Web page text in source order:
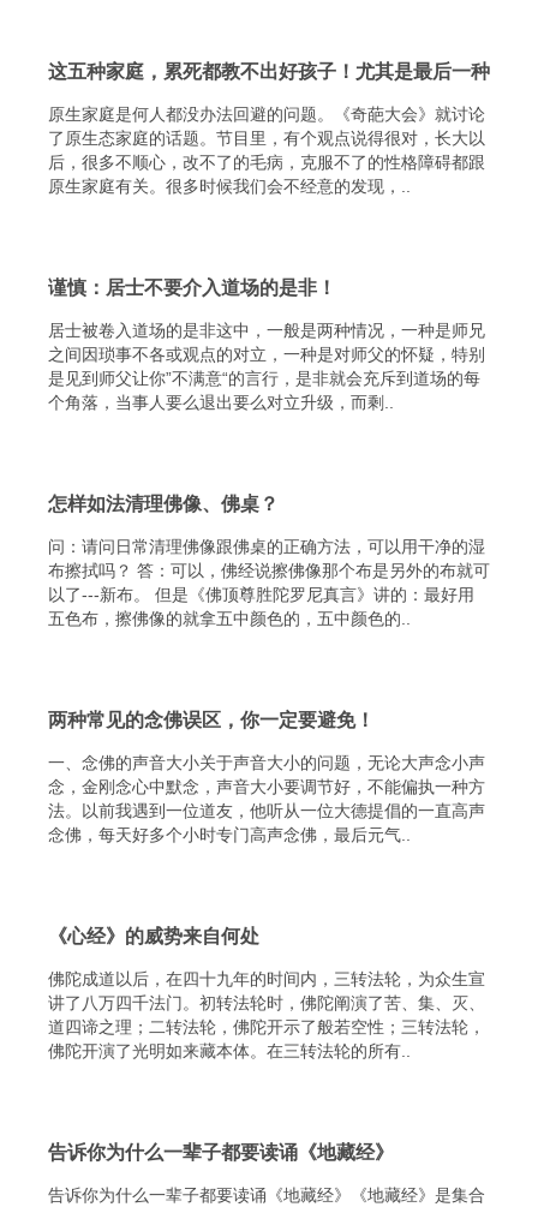
这五种家庭，累死都教不出好孩子！尤其是最后一种
原生家庭是何人都没办法回避的问题。《奇葩大会》就讨论
了原生态家庭的话题。节目里，有个观点说得很对，长大以
后，很多不顺心，改不了的毛病，克服不了的性格障碍都跟
原生家庭有关。很多时候我们会不经意的发现，..
谨慎：居士不要介入道场的是非！
居士被卷入道场的是非这中，一般是两种情况，一种是师兄
之间因琐事不各或观点的对立，一种是对师父的怀疑，特别
是见到师父让你”不满意“的言行，是非就会充斥到道场的每
个角落，当事人要么退出要么对立升级，而剩..
怎样如法清理佛像、佛桌？
问：请问日常清理佛像跟佛桌的正确方法，可以用干净的湿
布擦拭吗？ 答：可以，佛经说擦佛像那个布是另外的布就可
以了---新布。 但是《佛顶尊胜陀罗尼真言》讲的：最好用
五色布，擦佛像的就拿五中颜色的，五中颜色的..
两种常见的念佛误区，你一定要避免！
一、念佛的声音大小关于声音大小的问题，无论大声念小声
念，金刚念心中默念，声音大小要调节好，不能偏执一种方
法。以前我遇到一位道友，他听从一位大德提倡的一直高声
念佛，每天好多个小时专门高声念佛，最后元气..
《心经》的威势来自何处
佛陀成道以后，在四十九年的时间内，三转法轮，为众生宣
讲了八万四千法门。初转法轮时，佛陀阐演了苦、集、灭、
道四谛之理；二转法轮，佛陀开示了般若空性；三转法轮，
佛陀开演了光明如来藏本体。在三转法轮的所有..
告诉你为什么一辈子都要读诵《地藏经》
告诉你为什么一辈子都要读诵《地藏经》《地藏经》是集合